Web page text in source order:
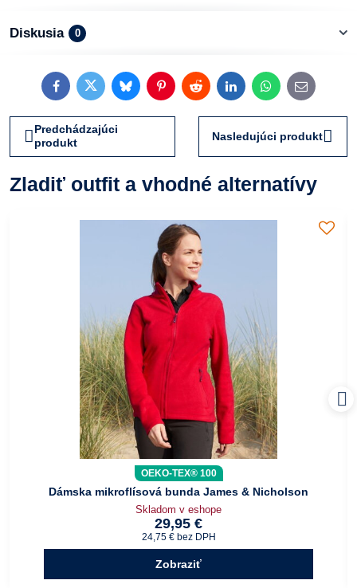
Diskusia 0
FacebookTwitterBlueskyPinterestRedditLinkedInWhatsApp
E-
mail
Predchádzajúci
produkt
Nasledujúci produkt
Zladiť outfit a vhodné alternatívy
OEKO-TEX® 100
Dámska mikroflísová bunda James & Nicholson
Skladom v eshope
29,95 €
24,75 € bez DPH
Zobraziť